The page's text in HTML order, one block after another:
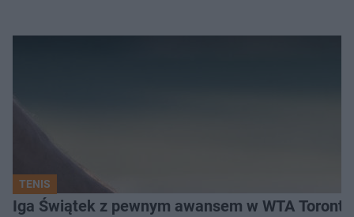
TENIS
Iga Świątek z pewnym awansem w WTA